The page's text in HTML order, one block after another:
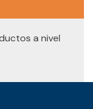
a nivel